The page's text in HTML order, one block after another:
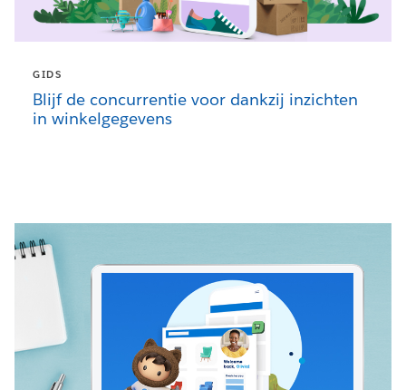
GIDS
Blijf de concurrentie voor dankzij inzichten
in winkelgegevens